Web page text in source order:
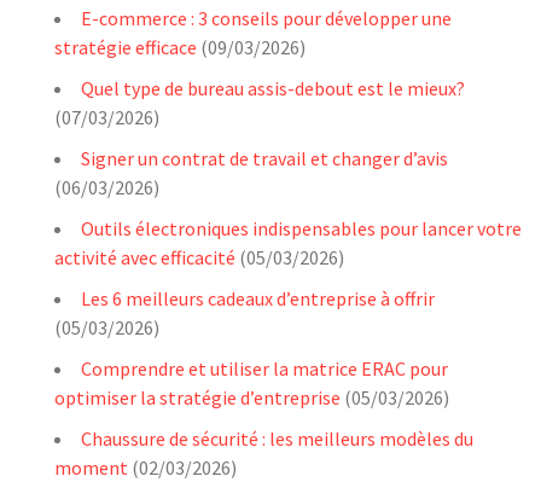
E-commerce : 3 conseils pour développer une
stratégie efficace (09/03/2026)
Quel type de bureau assis-debout est le mieux?
(07/03/2026)
Signer un contrat de travail et changer d’avis
(06/03/2026)
Outils électroniques indispensables pour lancer votre
activité avec efficacité (05/03/2026)
Les 6 meilleurs cadeaux d’entreprise à offrir
(05/03/2026)
Comprendre et utiliser la matrice ERAC pour
optimiser la stratégie d’entreprise (05/03/2026)
Chaussure de sécurité : les meilleurs modèles du
moment (02/03/2026)